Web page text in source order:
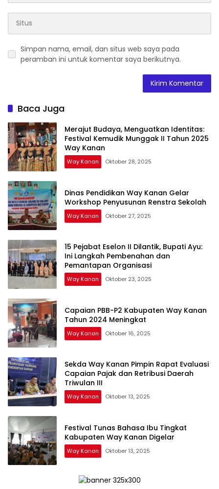
Simpan nama, email, dan situs web saya pada
peramban ini untuk komentar saya berikutnya.
Baca Juga
Merajut Budaya, Menguatkan Identitas:
Festival Kemudik Munggak II Tahun 2025
Way Kanan
Way Kanan Oktober 28, 2025
Dinas Pendidikan Way Kanan Gelar
Workshop Penyusunan Renstra Sekolah
Way Kanan Oktober 27, 2025
15 Pejabat Eselon II Dilantik, Bupati Ayu:
Ini Langkah Pembenahan dan
Pemantapan Organisasi
Way Kanan Oktober 23, 2025
Capaian PBB-P2 Kabupaten Way Kanan
Tahun 2024 Meningkat
Way Kanan Oktober 16, 2025
Sekda Way Kanan Pimpin Rapat Evaluasi
Capaian Pajak dan Retribusi Daerah
Triwulan III
Way Kanan Oktober 13, 2025
Festival Tunas Bahasa Ibu Tingkat
Kabupaten Way Kanan Digelar
Way Kanan Oktober 13, 2025